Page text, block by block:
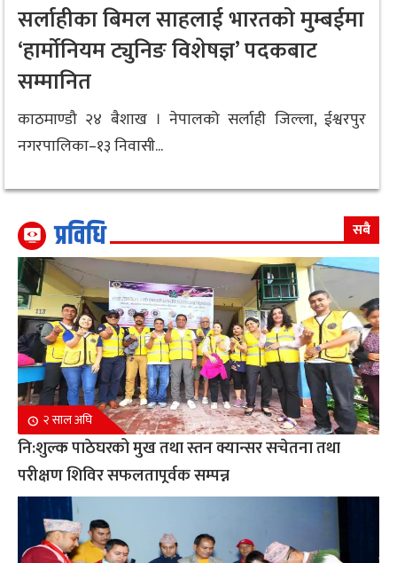
सर्लाहीका बिमल साहलाई भारतको मुम्बईमा
‘हार्मोनियम ट्युनिङ विशेषज्ञ’ पदकबाट
सम्मानित
काठमाण्डौ २४ बैशाख । नेपालको सर्लाही जिल्ला, ईश्वरपुर
नगरपालिका–१३ निवासी...
प्रविधि सबै
२ साल अघि
नि:शुल्क पाठेघरको मुख तथा स्तन क्यान्सर सचेतना तथा
परीक्षण शिविर सफलतापूर्वक सम्पन्न